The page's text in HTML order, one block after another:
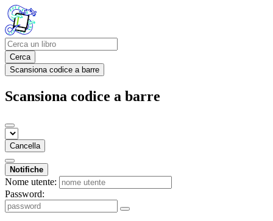
Cerca
Scansiona codice a barre
Scansiona codice a barre
Cancella
Notifiche
Nome utente:
Password: